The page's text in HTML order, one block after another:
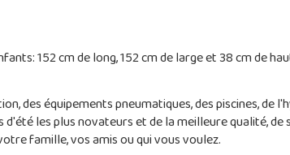
152 cm de long, 152 cm de large et 38 cm de
des équipements pneumatiques, des piscines, de
les plus novateurs et de la meilleure qualité,
famille, vos amis ou qui vous voulez.